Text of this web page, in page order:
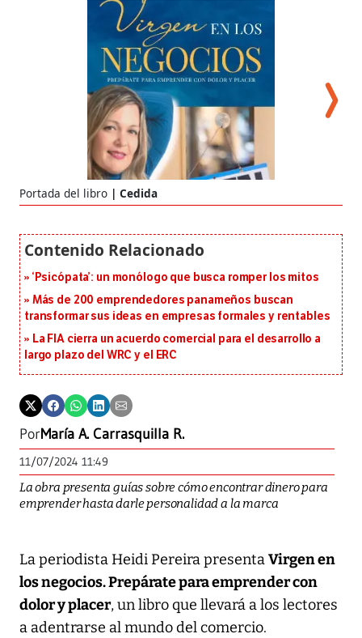
Portada del libro Cedida
‘Psicópata’: un monólogo que busca romper los mitos
Más de 200 emprendedores panameños buscan
transformar sus ideas en empresas formales y rentables
La FIA cierra un acuerdo comercial para el desarrollo a
largo plazo del WRC y el ERC
PorMaría A. Carrasquilla R.
11/07/2024 11:49
La obra presenta guías sobre cómo encontrar dinero para
emprender hasta darle personalidad a la marca
La periodista Heidi Pereira presentaVirgen en
los negocios. Prepárate para emprender con
dolor y placer, un libro que llevará a los lectores
a adentrarse al mundo del comercio.